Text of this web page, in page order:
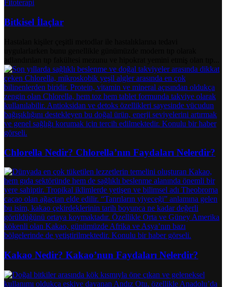
Fitoterapi
Bitkisel İlaçlar
Chlorella Nedir? Chlorella’nın Faydaları Nelerdir?
Kakao Nedir? Kakao’nun Faydaları Nelerdir?